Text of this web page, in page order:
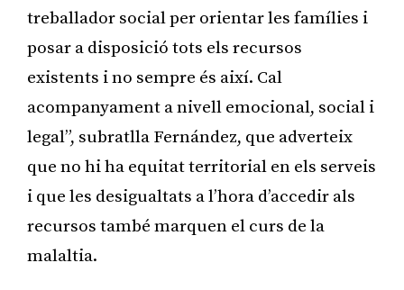
treballador social per orientar les famílies i
posar a disposició tots els recursos
existents i no sempre és així. Cal
acompanyament a nivell emocional, social i
legal”, subratlla Fernández, que adverteix
que no hi ha equitat territorial en els serveis
i que les desigualtats a l’hora d’accedir als
recursos també marquen el curs de la
malaltia.